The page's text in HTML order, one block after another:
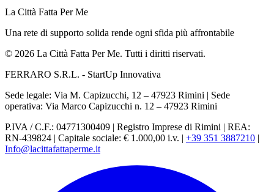
La Città Fatta Per Me
Una rete di supporto solida rende ogni sfida più affrontabile
© 2026 La Città Fatta Per Me. Tutti i diritti riservati.
FERRARO S.R.L. - StartUp Innovativa
Sede legale: Via M. Capizucchi, 12 – 47923 Rimini | Sede
operativa: Via Marco Capizucchi n. 12 – 47923 Rimini
P.IVA / C.F.: 04771300409 | Registro Imprese di Rimini | REA:
RN-439824 | Capitale sociale: € 1.000,00 i.v. | +39 351 3887210 |
Info@lacittafattaperme.it